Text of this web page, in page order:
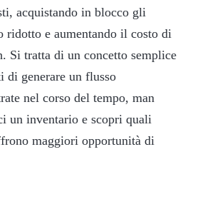
acquistando in blocco gli
ridotto e aumentando il costo di
Si tratta di un concetto semplice
di generare un flusso
nel corso del tempo, man
un inventario e scopri quali
maggiori opportunità di